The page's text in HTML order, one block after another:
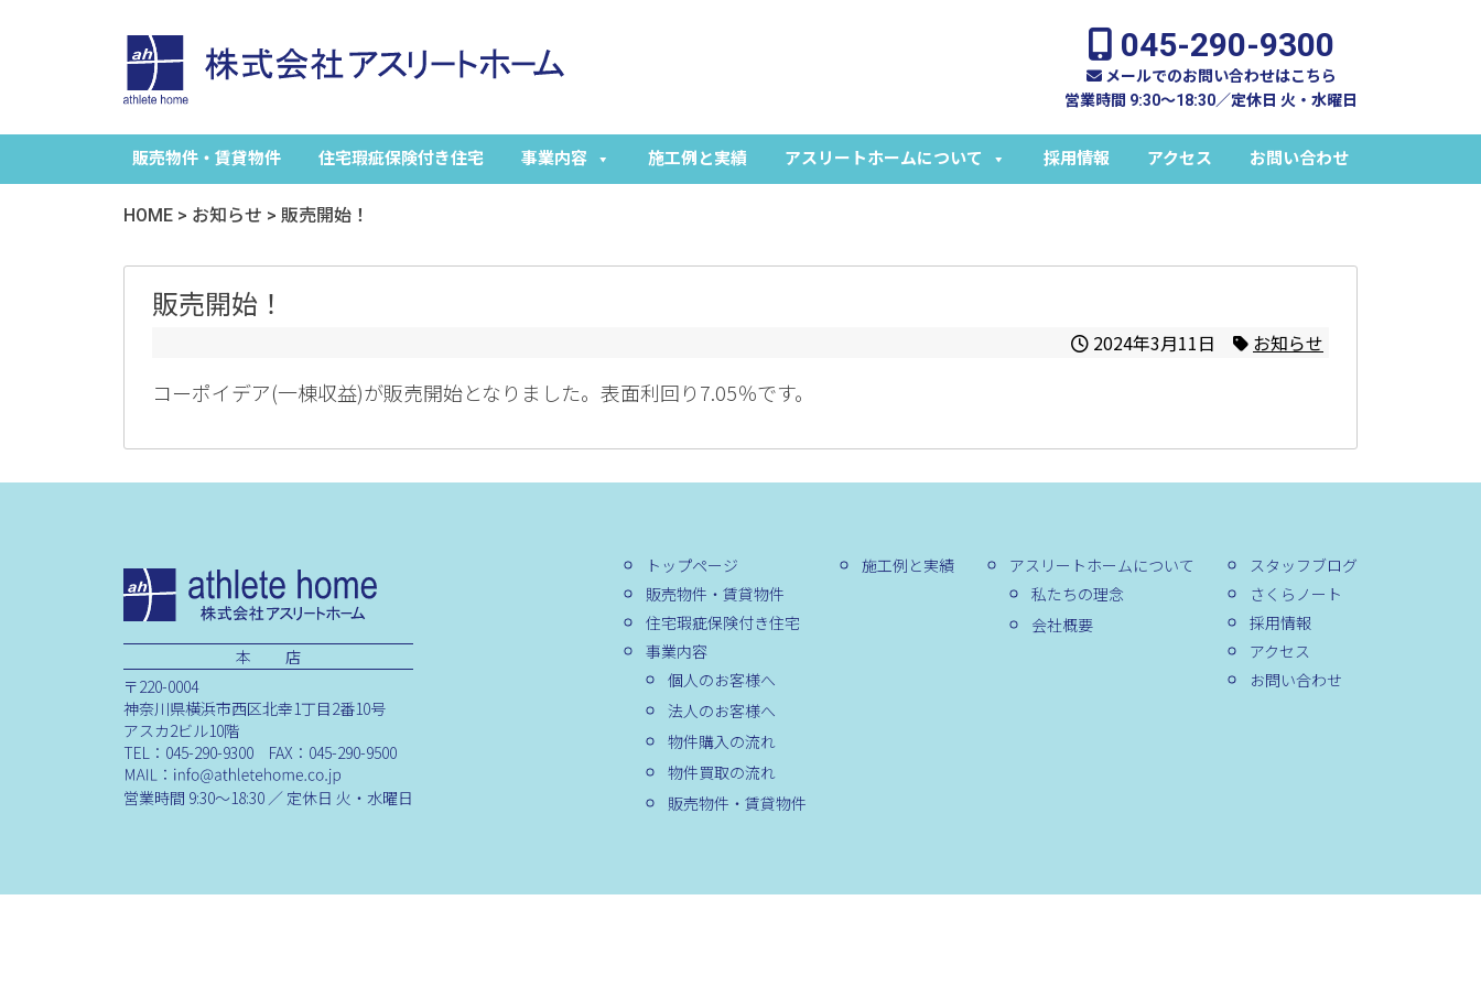
045-290-9300
メールでのお問い合わせはこちら
営業時間 9:30～18:30／定休日 火・水曜日
販売物件・賃貸物件 住宅瑕疵保険付き住宅 事業内容 施工例と実績 アスリートホームについて 採用情報 アクセス お問い合わせ
HOME > お知らせ > 販売開始！
販売開始！
2024年3月11日 お知らせ
コーポイデア(一棟収益)が販売開始となりました。表面利回り7.05％です。
本 店
〒220-0004
神奈川県横浜市西区北幸1丁目2番10号
アスカ2ビル10階
TEL：045-290-9300 FAX：045-290-9500
営業時間 9:30～18:30 ／ 定休日 火・水曜日
トップページ
販売物件・賃貸物件
住宅瑕疵保険付き住宅
事業内容
個人のお客様へ
法人のお客様へ
物件購入の流れ
物件買取の流れ
販売物件・賃貸物件
施工例と実績
アスリートホームについて
私たちの理念
会社概要
スタッフブログ
さくらノート
採用情報
アクセス
お問い合わせ